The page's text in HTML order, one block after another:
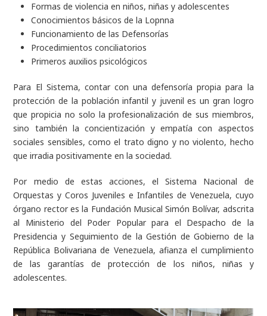
Formas de violencia en niños, niñas y adolescentes
Conocimientos básicos de la Lopnna
Funcionamiento de las Defensorías
Procedimientos conciliatorios
Primeros auxilios psicológicos
Para El Sistema, contar con una defensoría propia para la
protección de la población infantil y juvenil es un gran logro
que propicia no solo la profesionalización de sus miembros,
sino también la concientización y empatía con aspectos
sociales sensibles, como el trato digno y no violento, hecho
que irradia positivamente en la sociedad.
Por medio de estas acciones, el Sistema Nacional de
Orquestas y Coros Juveniles e Infantiles de Venezuela, cuyo
órgano rector es la Fundación Musical Simón Bolívar, adscrita
al Ministerio del Poder Popular para el Despacho de la
Presidencia y Seguimiento de la Gestión de Gobierno de la
República Bolivariana de Venezuela, afianza el cumplimiento
de las garantías de protección de los niños, niñas y
adolescentes.